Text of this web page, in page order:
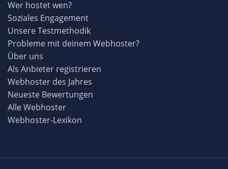
Wer hostet wen?
Soziales Engagement
Unsere Testmethodik
Probleme mit deinem Webhoster?
Über uns
Als Anbieter registrieren
Webhoster des Jahres
Neueste Bewertungen
Alle Webhoster
Webhoster-Lexikon